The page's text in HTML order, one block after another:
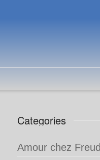
Categories
Amour chez Freud